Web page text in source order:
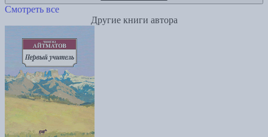
Смотреть все
Другие книги автора